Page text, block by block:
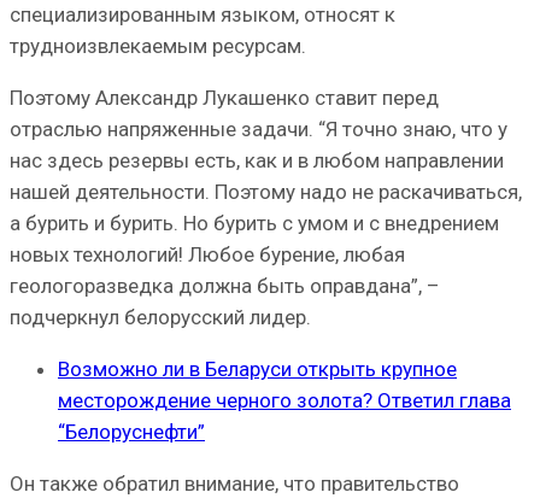
специализированным языком, относят к
трудноизвлекаемым ресурсам.
Поэтому Александр Лукашенко ставит перед
отраслью напряженные задачи. “Я точно знаю, что у
нас здесь резервы есть, как и в любом направлении
нашей деятельности. Поэтому надо не раскачиваться,
а бурить и бурить. Но бурить с умом и с внедрением
новых технологий! Любое бурение, любая
геологоразведка должна быть оправдана”, –
подчеркнул белорусский лидер.
Возможно ли в Беларуси открыть крупное
месторождение черного золота? Ответил глава
“Белоруснефти”
Он также обратил внимание, что правительство